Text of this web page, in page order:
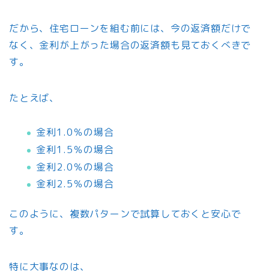
だから、住宅ローンを組む前には、今の返済額だけで
なく、金利が上がった場合の返済額も見ておくべきで
す。
たとえば、
金利1.0％の場合
金利1.5％の場合
金利2.0％の場合
金利2.5％の場合
このように、複数パターンで試算しておくと安心で
す。
特に大事なのは、